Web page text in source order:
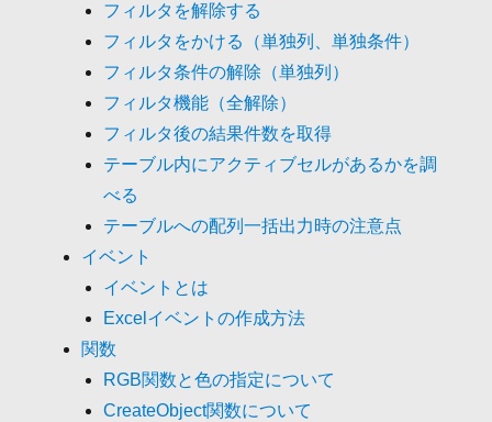
フィルタを解除する
フィルタをかける（単独列、単独条件）
フィルタ条件の解除（単独列）
フィルタ機能（全解除）
フィルタ後の結果件数を取得
テーブル内にアクティブセルがあるかを調
べる
テーブルへの配列一括出力時の注意点
イベント
イベントとは
Excelイベントの作成方法
関数
RGB関数と色の指定について
CreateObject関数について